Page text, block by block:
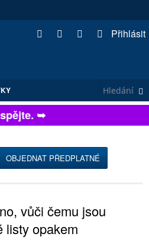
Přihlásit
➥
OBJEDNAT PŘEDPLATNÉ
vůči čemu jsou
listy opakem